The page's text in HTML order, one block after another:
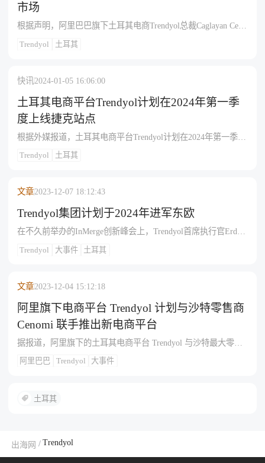
市场
根据声明，阿里巴巴旗下土耳其电商Trendyol总裁Caglayan Cetin
本周在乌克兰与乌第一副总理Yulia Svyrydenko、战略工业部部
长Oleksandr Kamyshin和土耳其无人机制造商Baykar的Haluk
乌克兰市场潜力巨大。
Trendyol 土耳其
快讯 2024-01-05 16:06:00
土耳其电商平台Trendyol计划在2024年第一季
度上线捷克站点
根据外媒报道，土耳其电商平台Trendyol计划在2024年第一季度
进军捷克市场，并计划在未来几个月扩张到斯洛伐克、波兰和
保加利亚等东欧市场。Trendyol集团首席执行官Erdem Inan在一
活跃客户和超过400万订单。
Trendyol 土耳其
文章2023-12-07 18:12:43
Trendyol集团计划于2024年进军东欧
在不久前举办的InMerge创新峰会上，Trendyol首席执行官Erdem
lnan透露，Trendyol
Trendyol 大事件 土耳其
文章2023-12-04 15:12:18
阿里旗下电商平台 Trendyol 计划与沙特零售商
Cenomi 联手推出新电商平台
据报道，阿里旗下的土耳其电商平台 Trendyol 与沙特最大零售
商 Cenomi 集团签署了一份战略合作意
阿里巴巴 Trendyol 大事件
土耳其
出海网 / Trendyol